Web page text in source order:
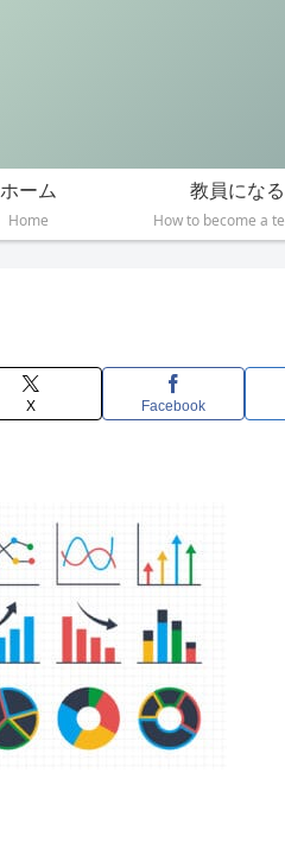
ホーム
Home
教員になる
How to become a
X Facebook